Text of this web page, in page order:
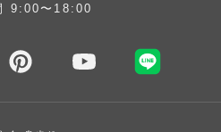
9:00〜18:00